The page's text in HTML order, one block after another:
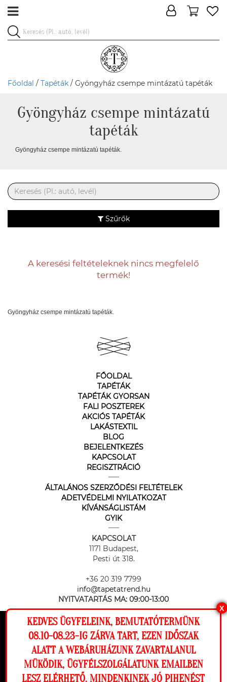
Ez a weboldal cookie-kat használ, hogy a
lehető legjobb élményt nyújtsa honlapunkon.
Beállítások
Főoldal / Tapéták / Gyöngyház csempe mintázatú tapéták
Gyöngyház csempe mintázatú
tapéták
Gyöngyház csempe mintázatú tapéták.
Szűrők
A keresési feltételeknek nincs megfelelő
termék!
Gyöngyház csempe mintázatú tapéták.
FŐOLDAL
TAPÉTÁK
TAPÉTÁK GYORSAN
FALI POSZTEREK
AKCIÓS TAPÉTÁK
LAKÁSTEXTIL
BLOG
BEJELENTKEZÉS
KAPCSOLAT
REGISZTRÁCIÓ
ÁLTALÁNOS SZERZŐDÉSI FELTÉTELEK
ADETVÉDELMI NYILATKOZAT
KÍVÁNSÁGLISTÁM
GYIK
KAPCSOLAT
1171 Budapest,
Pesti út 318.
+36 20 319 7799
info@tapetatrend.hu
NYITVATARTÁS MA: 09:00-13:00
Az online fizetést a Barion Payment Zrt. biztosítja, MNB engedély
száma: H-EN-I-1064/2013
X
KEDVES ÜGYFELEINK, BEMUTATÓTERMÜNK
08.10-08.23-IG ZÁRVA TART, EZEN IDŐSZAK
ALATT A WEBÁRUHÁZUNK ZAVARTALANUL
MÜKÖDIK, ÜGYFÉLSZOLGÁLATUNK EMAILBEN
LESZ ELÉRHETŐ. MINDENKINEK JÓ PIHENÉST